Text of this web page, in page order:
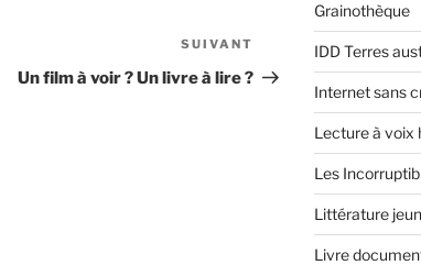
suivant
SUIVANT
Un film à voir ? Un livre à lire ?
Grainothèque
IDD Terres
Internet sans
Lecture à voix
Les
Littérature
Livre